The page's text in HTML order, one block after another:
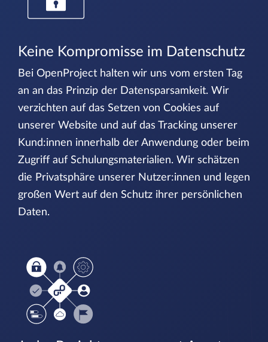
Keine Kompromisse im Datenschutz
Bei OpenProject halten wir uns vom ersten Tag
an an das Prinzip der Datensparsamkeit. Wir
verzichten auf das Setzen von Cookies auf
unserer Website und auf das Tracking unserer
Kund:innen innerhalb der Anwendung oder beim
Zugriff auf Schulungsmaterialien. Wir schätzen
die Privatsphäre unserer Nutzer:innen und legen
großen Wert auf den Schutz ihrer persönlichen
Daten.